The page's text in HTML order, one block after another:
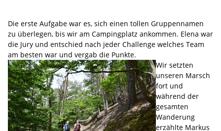
Die erste Aufgabe war es, sich einen tollen Gruppennamen
zu überlegen, bis wir am Campingplatz ankommen. Elena war
die Jury und entschied nach jeder Challenge welches Team
am besten war und vergab die Punkte.
Wir setzten
unseren Marsch
fort und
während der
gesamten
Wanderung
erzählte Markus